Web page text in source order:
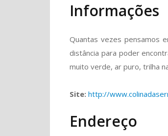
Informações
Quantas vezes pensamos
distância para poder
muito verde, ar puro, trilha
Site: http://
Endereço